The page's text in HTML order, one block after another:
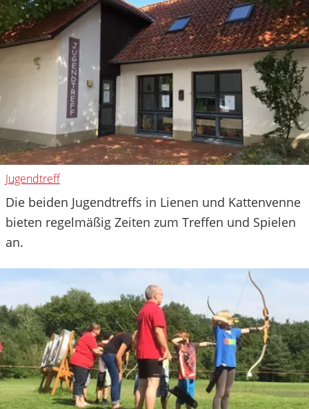
Jugendtreff
Die beiden Jugendtreffs in Lienen und Kattenvenne
bieten regelmäßig Zeiten zum Treffen und Spielen
an.